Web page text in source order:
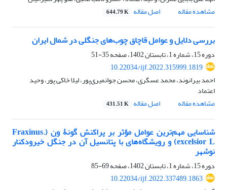
مشاهده مقاله
اصل مقاله 644.79 K
بررسی دلایل و عوامل قاچاق چوب‌های جنگلی در شمال ایران
دوره 15، شماره 1، تابستان 1402، صفحه
35-51
10.22034/ijf.2022.315999.1819
احمد بیرانوند، محمد عسگری، محسن جوانمیری‌پور، لیلا خاکی پور، وحید
اعتماد
مشاهده مقاله
اصل مقاله 431.51 K
شناسایی مهم‌ترین عوامل مؤثر بر پراکنش گونۀ ون (.Fraxinus
excelsior L) و رویشگاه‌های با پتانسیل آن در جنگل خیرودکنار
نوشهر
دوره 15، شماره 1، تابستان 1402، صفحه
69-85
10.22034/ijf.2022.337489.1863